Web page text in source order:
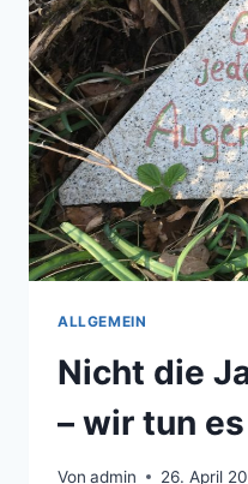
ALLGEMEIN
Nicht die
– wir tun es
Von admin 26. April